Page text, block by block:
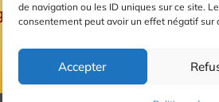
de navigation ou les ID uniques sur ce site.
consentement peut avoir un effet négatif sur
Accepter
Plan du site